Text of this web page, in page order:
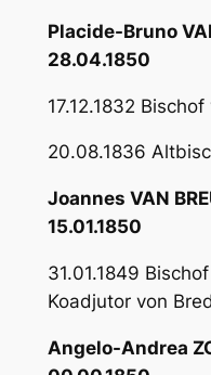
Placide-Bruno
28.04.1850
17.12.1832
20.08.1836
Joannes VAN
15.01.1850
31.01.1849
Koadjutor von
Angelo-Andrea